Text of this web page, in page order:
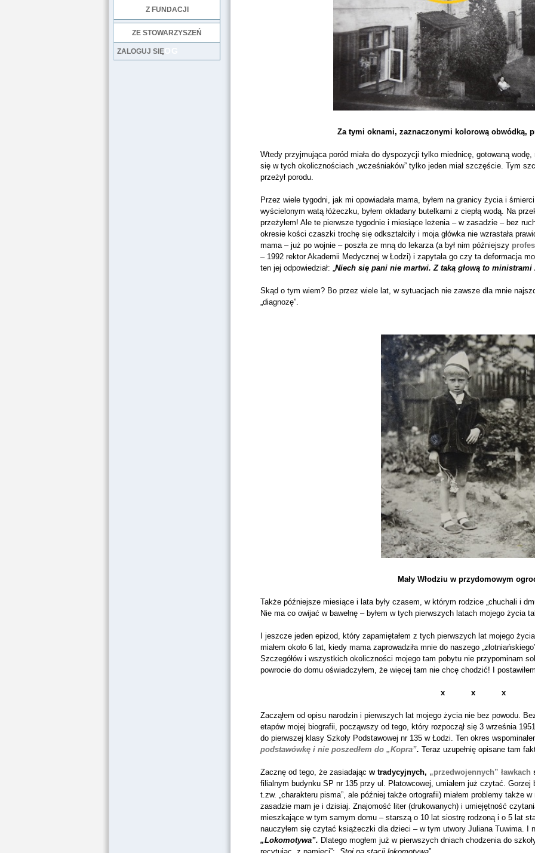
Z FUNDACJI
ZE STOWARZYSZEŃ
LOG
ZALOGUJ SIĘ
Za tymi oknami, zaznaczonymi kolorową obwódką,
Wtedy przyjmująca poród miała do dyspozycji tylko miednicę, gotowaną
się w tych okolicznościach „wcześniaków” tylko jeden miał szczęście. Tym
przeżył porodu.
Przez wiele tygodni, jak mi opowiadała mama, byłem na granicy życia i
wyścielonym watą łóżeczku, byłem okładany butelkami z ciepłą wodą. Na
przeżyłem! Ale te pierwsze tygodnie i miesiące leżenia – w zasadzie – bez
okresie kości czaszki trochę się odkształciły i moja główka nie wzrastała
mama – już po wojnie – poszła ze mną do lekarza (a był nim późniejszy
– 1992 rektor Akademii Medycznej w Łodzi) i zapytała go czy ta deformacja
ten jej odpowiedział: „Niech się pani nie martwi. Z taką głową to ministrami
Skąd o tym wiem? Bo przez wiele lat, w sytuacjach nie zawsze dla mnie
„diagnozę”.
Mały Włodziu w przydomowym
Także późniejsze miesiące i lata były czasem, w którym rodzice „chuchali i
Nie ma co owijać w bawełnę – byłem w tych pierwszych latach mojego życia
I jeszcze jeden epizod, który zapamiętałem z tych pierwszych lat mojego
miałem około 6 lat, kiedy mama zaprowadziła mnie do naszego
Szczegółów i wszystkich okoliczności mojego tam pobytu nie przypominam
powrocie do domu oświadczyłem, że więcej tam nie chcę chodzić! I
x x x
Zacząłem od opisu narodzin i pierwszych lat mojego życia nie bez powodu.
etapów mojej biografii, począwszy od tego, który rozpoczął się 3 września
do pierwszej klasy Szkoły Podstawowej nr 135 w Łodzi. Ten okres
podstawówkę i nie poszedłem do „Kopra”. Teraz uzupełnię opisane tam
Zacznę od tego, że zasiadając w tradycyjnych, „przedwojennych” ławkach
filialnym budynku SP nr 135 przy ul. Płatowcowej, umiałem już czytać.
t.zw. „charakteru pisma”, ale później także ortografii) miałem problemy także
zasadzie mam je i dzisiaj. Znajomość liter (drukowanych) i umiejętność
mieszkające w tym samym domu – starszą o 10 lat siostrę rodzoną i o 5 lat
nauczyłem się czytać książeczki dla dzieci – w tym utwory Juliana Tuwima. I
„Lokomotywa”. Dlatego mogłem już w pierwszych dniach chodzenia do